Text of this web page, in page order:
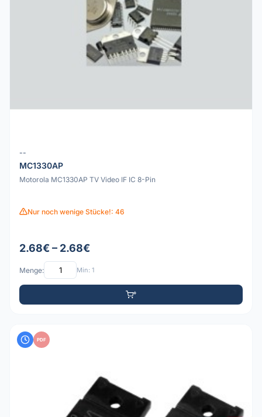
--
MC1330AP
Motorola MC1330AP TV Video IF IC 8-Pin
Nur noch wenige Stücke!: 46
2.68€ – 2.68€
Menge: Min: 1
PDF